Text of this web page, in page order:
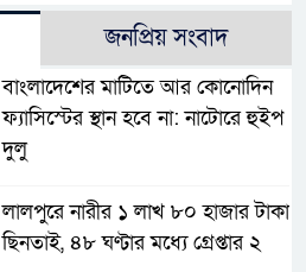
জনপ্রিয় সংবাদ
বাংলাদেশের মাটিতে আর কোনোদিন
ফ্যাসিস্টের স্থান হবে না: নাটোরে হুইপ
দুলু
লালপুরে নারীর ১ লাখ ৮০ হাজার টাকা
ছিনতাই, ৪৮ ঘণ্টার মধ্যে গ্রেপ্তার ২